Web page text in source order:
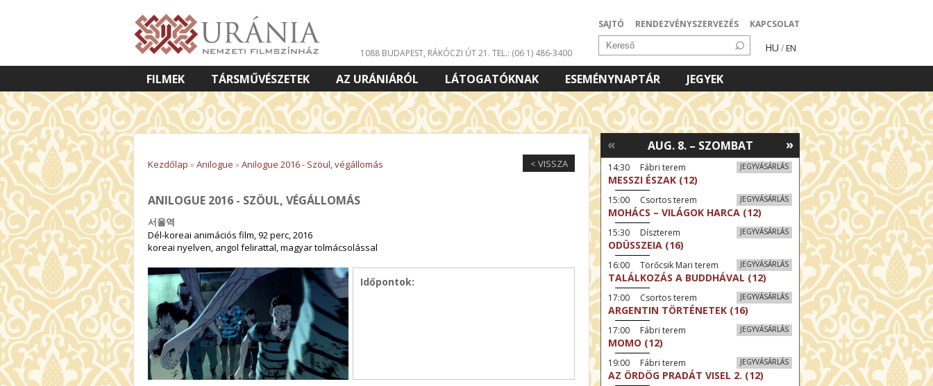
SAJTÓ RENDEZVÉNYSZERVEZÉS KAPCSOLAT
HU / EN
1088 BUDAPEST, RÁKÓCZI ÚT 21. TEL.: (06 1) 486-3400
FILMEK TÁRSMŰVÉSZETEK AZ URÁNIÁRÓL LÁTOGATÓKNAK ESEMÉNYNAPTÁR
JEGYEK
VETÍTETT KÉPES ELŐADÁSOK
< VISSZA
Kezdőlap »Anilogue »Anilogue 2016 - Szöul, végállomás
ANILOGUE 2016 - SZÖUL, VÉGÁLLOMÁS
서울역
Dél-koreai animációs film, 92 perc, 2016
koreai nyelven, angol felirattal, magyar tolmácsolással
Időpontok:
»
AUG. 8. – SZOMBAT
«
JEGYVÁSÁRLÁS
14:30 Fábri terem
MESSZI ÉSZAK (12)
JEGYVÁSÁRLÁS
15:00 Csortos terem
MOHÁCS – VILÁGOK HARCA (12)
JEGYVÁSÁRLÁS
15:30 Díszterem
ODÜSSZEIA (16)
JEGYVÁSÁRLÁS
16:00 Törőcsik Mari terem
TALÁLKOZÁS A BUDDHÁVAL (12)
JEGYVÁSÁRLÁS
17:00 Csortos terem
ARGENTIN TÖRTÉNETEK (16)
JEGYVÁSÁRLÁS
17:00 Fábri terem
MOMO (12)
JEGYVÁSÁRLÁS
19:00 Fábri terem
AZ ÖRDÖG PRADÁT VISEL 2. (12)